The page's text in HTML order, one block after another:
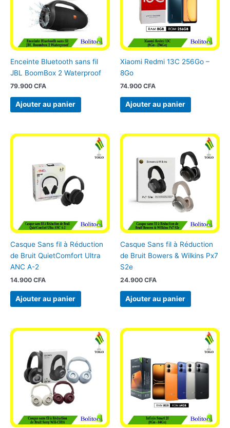
Enceinte Bluetooth sans fil
JBL BoomBox 2 Waterproof
79.900 CFA
Ajouter au panier
Xiaomi Redmi 13C 256Go –
8Go
74.900 CFA
Ajouter au panier
Casque Sans fil à Réduction
de Bruit QuietComfort Ultra
ANC A-2
14.900 CFA
Ajouter au panier
Casque Sans fil à Réduction
de Bruit Bowers & Wilkins Px7
S2e
24.900 CFA
Ajouter au panier